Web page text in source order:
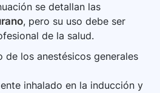
se detallan las
, pero su uso debe ser
de la salud.
de los anestésicos generales
inhalado en la inducción y